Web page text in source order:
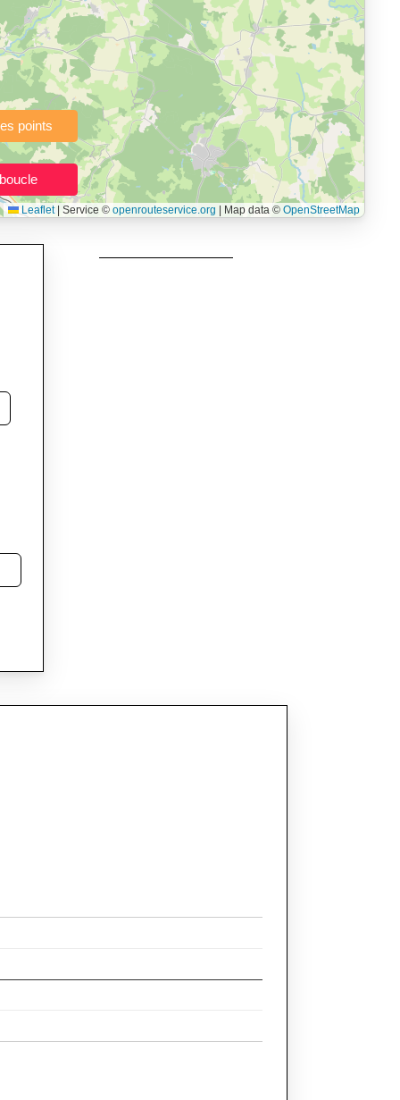
vélo, VTT, randonnée, roller, équitation) directement dans
de la vitesse et du temps estimé, profil d’élévation
dépensées, de VO₂max/VMA et d’IMC.
itinéraires, et utilisateurs de GPS souhaitant charger leurs
roller et équitation.
Leaflet Service ©openrouteservice.org | Map data ©OpenStreetMap